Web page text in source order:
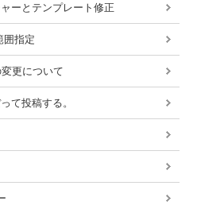
ーとテンプレート修正
指定
更について
て投稿する。